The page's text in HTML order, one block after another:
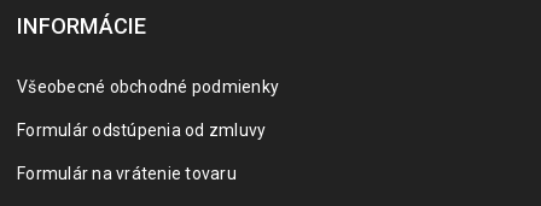
INFORMÁCIE
Všeobecné obchodné podmienky
Formulár odstúpenia od zmluvy
Formulár na vrátenie tovaru